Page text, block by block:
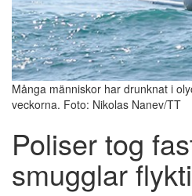
Många människor har drunknat i
veckorna. Foto: Nikolas Nanev/TT
Poliser tog
smugglar